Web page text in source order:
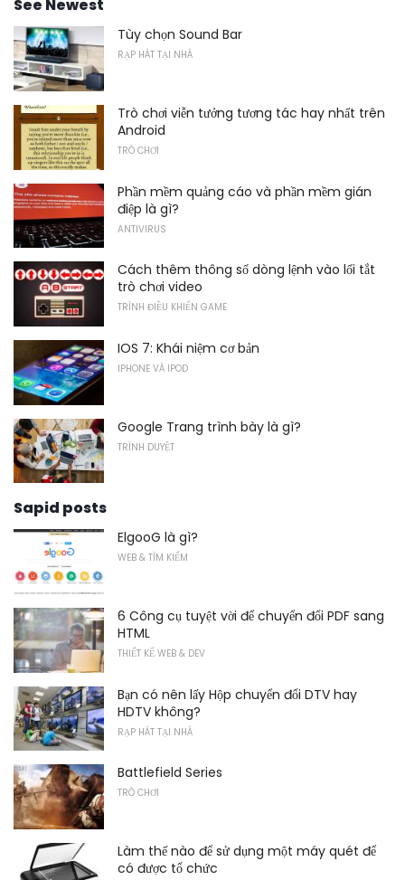
See Newest
Tùy chọn Sound Bar
RẠP HÁT TẠI NHÀ
Trò chơi viễn tưởng tương tác hay nhất trên
Android
TRÒ CHƠI
Phần mềm quảng cáo và phần mềm gián
điệp là gì?
ANTIVIRUS
Cách thêm thông số dòng lệnh vào lối tắt
trò chơi video
TRÌNH ĐIỀU KHIỂN GAME
IOS 7: Khái niệm cơ bản
IPHONE VÀ IPOD
Google Trang trình bày là gì?
TRÌNH DUYỆT
Sapid posts
ElgooG là gì?
WEB & TÌM KIẾM
6 Công cụ tuyệt vời để chuyển đổi PDF sang
HTML
THIẾT KẾ WEB & DEV
Bạn có nên lấy Hộp chuyển đổi DTV hay
HDTV không?
RẠP HÁT TẠI NHÀ
Battlefield Series
TRÒ CHƠI
Làm thế nào để sử dụng một máy quét để
có được tổ chức